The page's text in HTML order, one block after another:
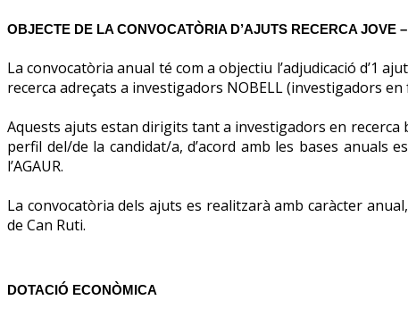
OBJECTE DE LA CONVOCATÒRIA D’AJUTS RECERCA JOVE
La convocatòria anual té com a objectiu l’adjudicació d’1
recerca adreçats a investigadors NOBELL (investigadors en
Aquests ajuts estan dirigits tant a investigadors en recerca
perfil del/de la candidat/a, d’acord amb les bases anuals
l’AGAUR.
La convocatòria dels ajuts es realitzarà amb caràcter
de Can Ruti.
DOTACIÓ ECONÒMICA